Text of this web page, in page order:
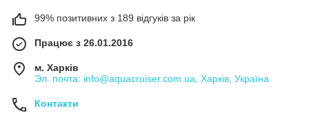
99% позитивних з 189 відгуків за рік
Працює з 26.01.2016
м. Харків
Эл. почта: info@aquacruiser.com.ua, Харків, Україна
Контакти